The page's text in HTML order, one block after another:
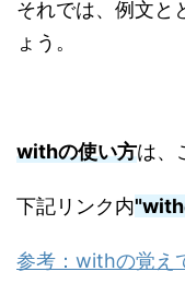
それでは、例文と
ょう。
withの使い方は、
下記リンク内"with
参考：withの覚え